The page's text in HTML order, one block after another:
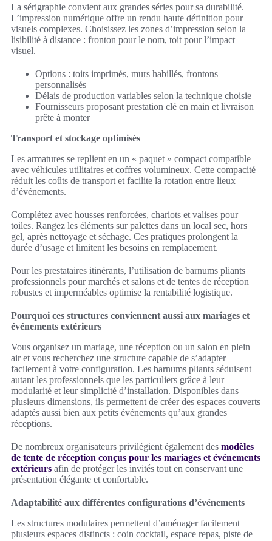
La sérigraphie convient aux grandes séries pour sa durabilité.
L’impression numérique offre un rendu haute définition pour
visuels complexes. Choisissez les zones d’impression selon la
lisibilité à distance : fronton pour le nom, toit pour l’impact
visuel.
Options : toits imprimés, murs habillés, frontons
personnalisés
Délais de production variables selon la technique choisie
Fournisseurs proposant prestation clé en main et livraison
prête à monter
Transport et stockage optimisés
Les armatures se replient en un « paquet » compact compatible
avec véhicules utilitaires et coffres volumineux. Cette compacité
réduit les coûts de transport et facilite la rotation entre lieux
d’événements.
Complétez avec housses renforcées, chariots et valises pour
toiles. Rangez les éléments sur palettes dans un local sec, hors
gel, après nettoyage et séchage. Ces pratiques prolongent la
durée d’usage et limitent les besoins en remplacement.
Pour les prestataires itinérants, l’utilisation de barnums pliants
professionnels pour marchés et salons et de tentes de réception
robustes et imperméables optimise la rentabilité logistique.
Pourquoi ces structures conviennent aussi aux mariages et
événements extérieurs
Vous organisez un mariage, une réception ou un salon en plein
air et vous recherchez une structure capable de s’adapter
facilement à votre configuration. Les barnums pliants séduisent
autant les professionnels que les particuliers grâce à leur
modularité et leur simplicité d’installation. Disponibles dans
plusieurs dimensions, ils permettent de créer des espaces couverts
adaptés aussi bien aux petits événements qu’aux grandes
réceptions.
De nombreux organisateurs privilégient également des modèles
de tente de réception conçus pour les mariages et événements
extérieurs afin de protéger les invités tout en conservant une
présentation élégante et confortable.
Adaptabilité aux différentes configurations d’événements
Les structures modulaires permettent d’aménager facilement
plusieurs espaces distincts : coin cocktail, espace repas, piste de